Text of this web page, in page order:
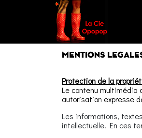
MENTIONS
Protection de la
Le contenu multimédia
autorisation expresse
Les informations,
intellectuelle. En ces